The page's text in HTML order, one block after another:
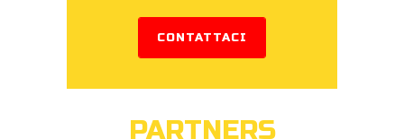
CONTATTACI
PARTNERS